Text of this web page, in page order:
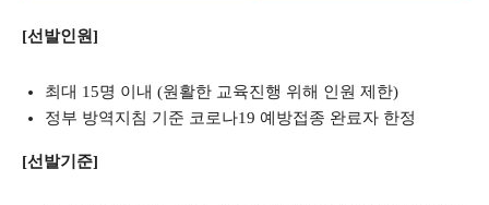
[선발인원]
최대 15명 이내 (원활한 교육진행 위해 인원 제한)
정부 방역지침 기준 코로나19 예방접종 완료자 한정
[선발기준]